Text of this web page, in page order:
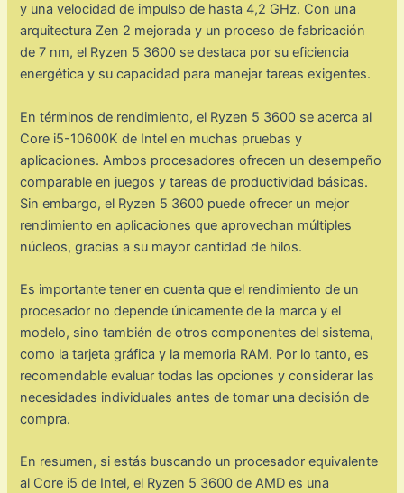
y una velocidad de impulso de hasta 4,2 GHz. Con una
arquitectura Zen 2 mejorada y un proceso de fabricación
de 7 nm, el Ryzen 5 3600 se destaca por su eficiencia
energética y su capacidad para manejar tareas exigentes.
En términos de rendimiento, el Ryzen 5 3600 se acerca al
Core i5-10600K de Intel en muchas pruebas y
aplicaciones. Ambos procesadores ofrecen un desempeño
comparable en juegos y tareas de productividad básicas.
Sin embargo, el Ryzen 5 3600 puede ofrecer un mejor
rendimiento en aplicaciones que aprovechan múltiples
núcleos, gracias a su mayor cantidad de hilos.
Es importante tener en cuenta que el rendimiento de un
procesador no depende únicamente de la marca y el
modelo, sino también de otros componentes del sistema,
como la tarjeta gráfica y la memoria RAM. Por lo tanto, es
recomendable evaluar todas las opciones y considerar las
necesidades individuales antes de tomar una decisión de
compra.
En resumen, si estás buscando un procesador equivalente
al Core i5 de Intel, el Ryzen 5 3600 de AMD es una